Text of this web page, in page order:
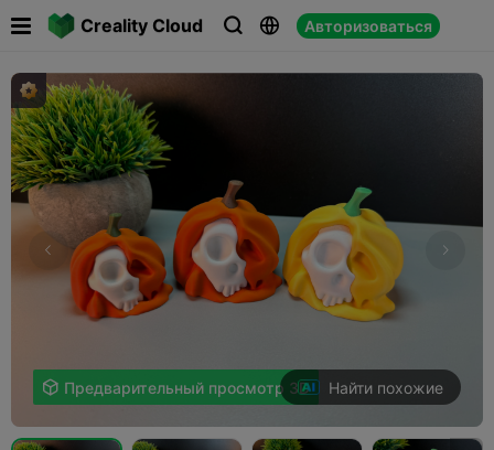
Creality Cloud   Авторизоваться
 
 Предварительный просмотр 3D Найти похожие